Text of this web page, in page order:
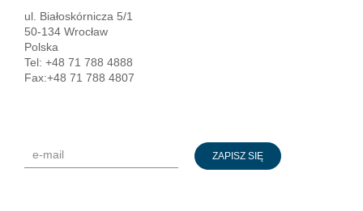
ul. Białoskórnicza 5/1
50-134 Wrocław
Polska
Tel: +48 71 788 4888
Fax:+48 71 788 4807
ZAPISZ SIĘ